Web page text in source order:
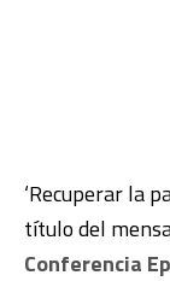
‘Recuperar la
título del
Conferencia